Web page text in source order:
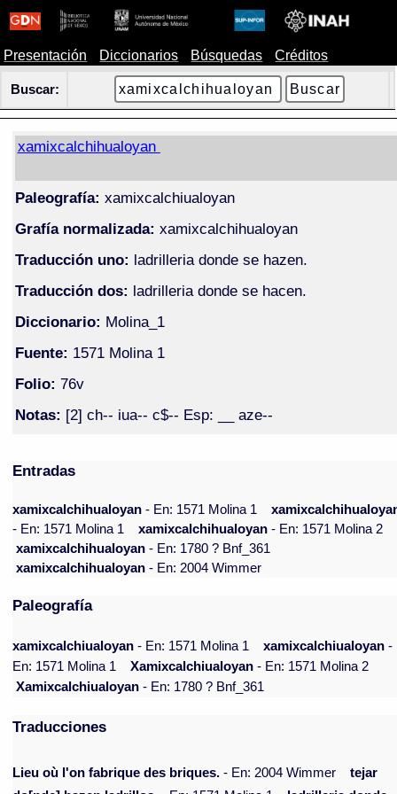
Presentación Diccionarios Búsquedas Créditos
Buscar:
xamixcalchihualoyan
Paleografía: xamixcalchiualoyan
Grafía normalizada: xamixcalchihualoyan
Traducción uno: ladrilleria donde se hazen.
Traducción dos: ladrilleria donde se hacen.
Diccionario: Molina_1
Fuente: 1571 Molina 1
Folio: 76v
Notas: [2] ch-- iua-- c$-- Esp: __ aze--
Entradas
xamixcalchihualoyan- En: 1571 Molina 1
- En: 1571 Molina 1
xamixcalchihualoyan- En: 1571 Molina 2
xamixcalchihualoyan- En: 1780 ? Bnf_361
xamixcalchihualoyan- En: 2004 Wimmer
Paleografía
xamixcalchiualoyan - En: 1571 Molina 1 xamixcalchiualoyan -
En: 1571 Molina 1
Xamixcalchiualoyan - En: 1571 Molina 2
Xamixcalchiualoyan - En: 1780 ? Bnf_361
Traducciones
Lieu où l'on fabrique des briques. - En: 2004 Wimmer
tejar